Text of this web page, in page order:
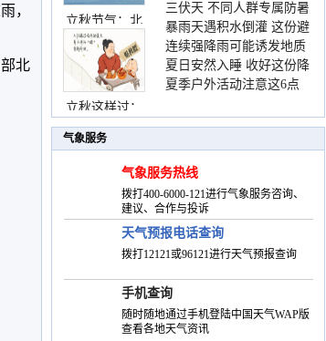
，
北
立秋节气：北
立秋这样过：
这份攻略请收好
三伏天 不同人群专属防暑
要点请收好
暴雨天遇积水倒灌 这份避
险提示请收好
连续强降雨可能诱发地质
灾害 这些前兆要知道
夏日安然入睡 收好这份降
温小贴士
夏季户外活动注意这6点
气象服务
气象服务热线
拨打400-6000-121进行气象服务咨询、
建议、合作与投诉
天气预报电话查询
拨打12121或96121进行天气预报查询
手机查询
随时随地通过手机登陆中国天气WAP版
查看各地天气资讯